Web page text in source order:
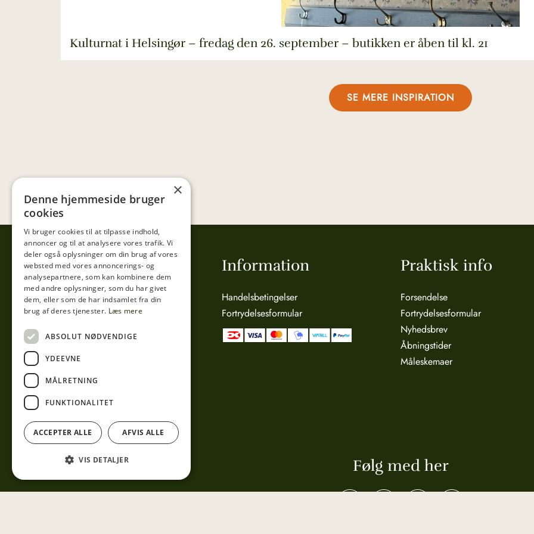
Kulturnat i Helsingør – fredag den 26. september – butikken er åben til kl. 21
SE MERE INSPIRATION
Tibberup Høkeren
Sct. Anna Gade 4A
3000 Helsingør
Mail:info@tibberuphoekeren.dk
Information
Handelsbetingelser
Fortrydelsesformular
Praktisk info
Forsendelse
Fortrydelsesformular
Nyhedsbrev
Åbningstider
Måleskemaer
Følg med her
×
Denne hjemmeside bruger
cookies
Vi bruger cookies til at tilpasse indhold,
annoncer og til at analysere vores trafik. Vi
deler også oplysninger om din brug af vores
websted med vores annoncerings- og
analysepartnere, som kan kombinere dem
med andre oplysninger, som du har givet
dem, eller som de har indsamlet fra din
brug af deres tjenester. Læs mere
ABSOLUT NØDVENDIGE
YDEEVNE
MÅLRETNING
FUNKTIONALITET
ACCEPTER ALLE AFVIS ALLE
VIS DETALJER